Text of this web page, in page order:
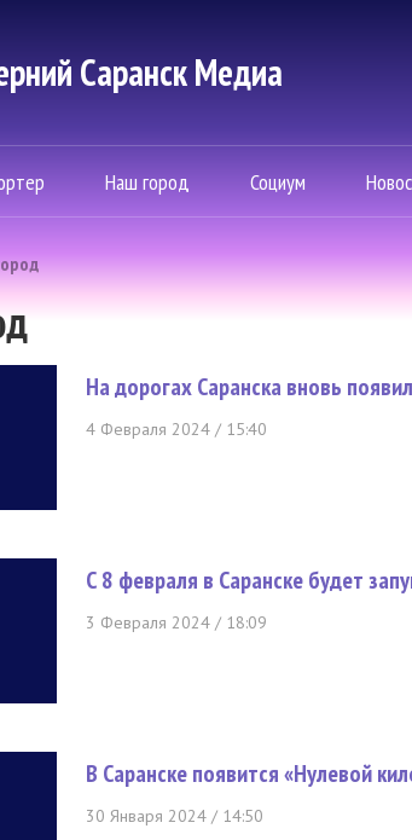
Саранск Mедиа
Наш город Социум
На дорогах Саранска вновь
4 Февраля 2024 / 15:40
С 8 февраля в Саранске будет
3 Февраля 2024 / 18:09
В Саранске появится «Нулевой
30 Января 2024 / 14:50